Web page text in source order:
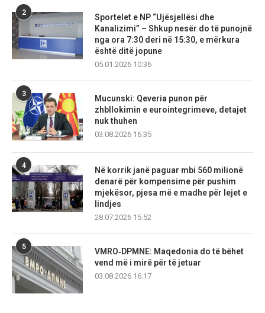
2
Sportelet e NP “Ujësjellësi dhe
Kanalizimi” – Shkup nesër do të punojnë
nga ora 7:30 deri në 15:30, e mërkura
është ditë jopune
05.01.2026 10:36
3
Mucunski: Qeveria punon për
zhbllokimin e eurointegrimeve, detajet
nuk thuhen
03.08.2026 16:35
4
Në korrik janë paguar mbi 560 milionë
denarë për kompensime për pushim
mjekësor, pjesa më e madhe për lejet e
lindjes
28.07.2026 15:52
5
VMRO‑DPMNE: Maqedonia do të bëhet
vend më i mirë për të jetuar
03.08.2026 16:17